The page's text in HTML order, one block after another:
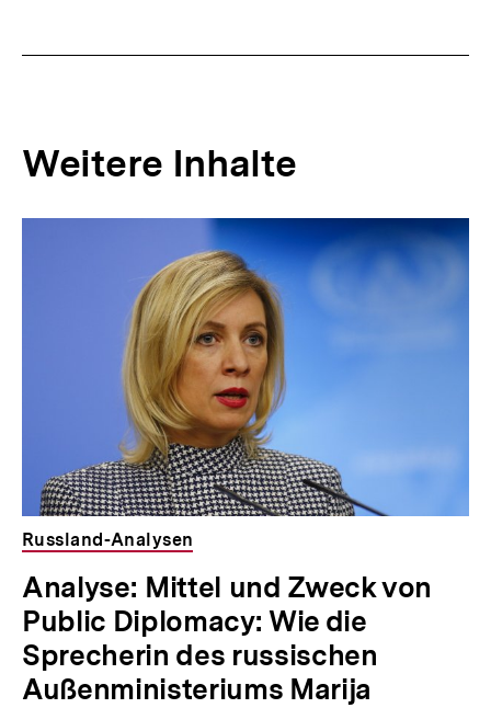
Weitere Inhalte
Russland-Analysen
Analyse: Mittel und Zweck von
Public Diplomacy: Wie die
Sprecherin des russischen
Außenministeriums Marija